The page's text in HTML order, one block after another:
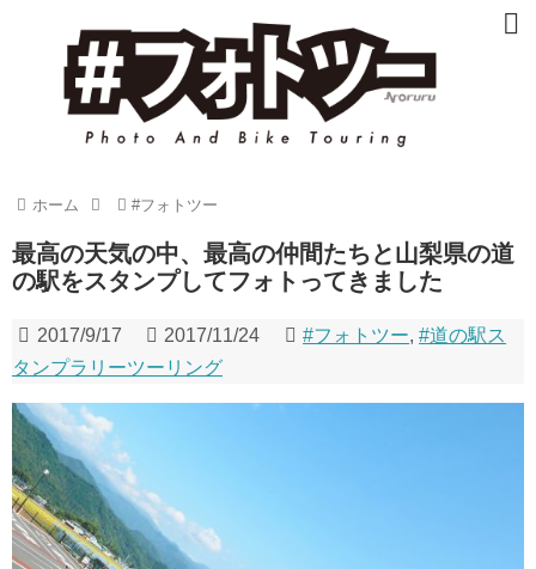
ホーム #フォトツー
最高の天気の中、最高の仲間たちと山梨県の道
の駅をスタンプしてフォトってきました
2017/9/17 2017/11/24 #フォトツー,#道の駅ス
タンプラリーツーリング